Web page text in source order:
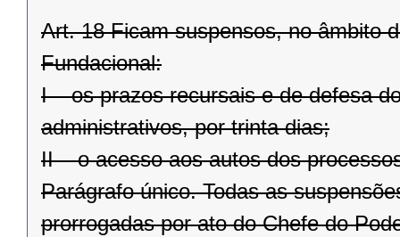
Art. 18 Ficam suspensos, no âmbito
Fundacional:
I – os prazos recursais e de defesa
administrativos, por trinta dias;
II – o acesso aos autos dos
Parágrafo único. Todas as
prorrogadas por ato do Chefe do